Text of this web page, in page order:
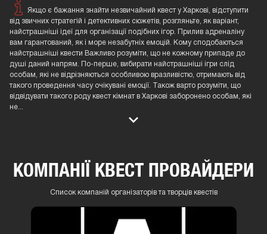
Якщо є бажання знайти незвичайний квест у Харкові, відступити
від звичних стратегій і детективних сюжетів, розгляньте, як варіант,
найстрашніші ідеї для організації подібних ігор. Прилив адреналіну
вам гарантований, як і море незабутніх емоцій. Кому сподобаються
найстрашніші квести Важливо розуміти, що не кожному припаде до
душі даний напрям. По-перше, вибирати найстрашніші ігри слід
особам, які не відрізняються особливою вразливістю, отримають від
такого проведення часу очікувані емоції. Також варто розуміти, що
відвідувати такого роду квест кімнат в Харкові заборонено особам, які
не
КОМПАНІЇ КВЕСТ ПРОВАЙДЕРИ
Список компаній організаторів та творців квестів